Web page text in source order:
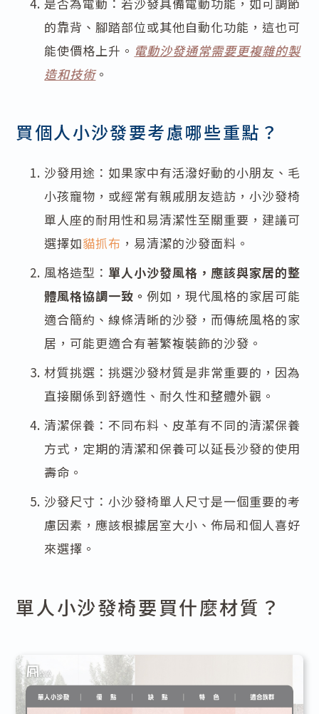
的靠背、腳踏部位或其他自動化功能，這也可
能使價格上升。 電動沙發通常需要更複雜的製
造和技術。
買個人小沙發要考慮哪些重點？
沙發用途：如果家中有活潑好動的小朋友、毛
小孩寵物，或經常有親戚朋友造訪，小沙發椅
單人座的耐用性和易清潔性至關重要，建議可
選擇如貓抓布 ，易清潔的沙發面料。
風格造型： 單人小沙發風格，應該與家居的整
體風格協調一致。例如，現代風格的家居可能
適合簡約、線條清晰的沙發，而傳統風格的家
居，可能更適合有著繁複裝飾的沙發。
材質挑選：挑選沙發材質是非常重要的，因為
直接關係到舒適性、耐久性和整體外觀。
清潔保養：不同布料、皮革有不同的清潔保養
方式，定期的清潔和保養可以延長沙發的使用
壽命。
沙發尺寸：小沙發椅單人尺寸是一個重要的考
慮因素，應該根據居室大小、佈局和個人喜好
來選擇。
單人小沙發椅要買什麼材質？